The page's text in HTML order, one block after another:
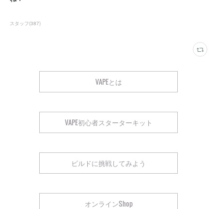
スタッフ(387)
VAPEとは
VAPE初心者スターターキット
ビルドに挑戦してみよう
オンラインShop